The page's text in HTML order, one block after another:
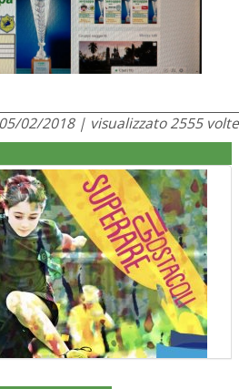
02/2018 | visualizzato 2555 volte